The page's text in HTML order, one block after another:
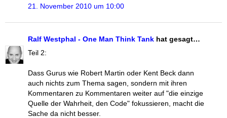
21. November 2010 um 10:00
Ralf Westphal - One Man Think Tank hat gesagt…
Teil 2:
Dass Gurus wie Robert Martin oder Kent Beck dann
auch nichts zum Thema sagen, sondern mit ihren
Kommentaren zu Kommentaren weiter auf "die einzige
Quelle der Wahrheit, den Code" fokussieren, macht die
Sache da nicht besser.